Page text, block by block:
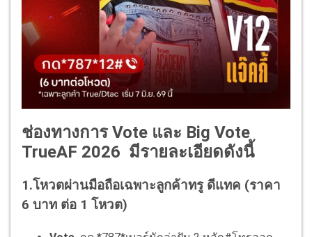
ช่องทางการ Vote และ Big Vote
TrueAF 2026 มีรายละเอียดดังนี้
1.โหวตผ่านมือถือเฉพาะลูกค้าทรู ดีแทค (ราคา
6 บาท ต่อ 1 โหวต)